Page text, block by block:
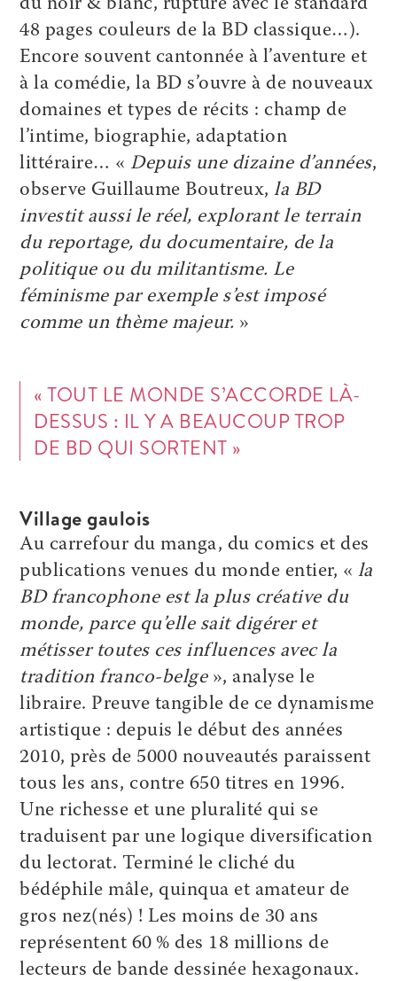
du noir & blanc, rupture avec le standard
48 pages couleurs de la BD classique…).
Encore souvent cantonnée à l’aventure et
à la comédie, la BD s’ouvre à de nouveaux
domaines et types de récits : champ de
l’intime, biographie, adaptation
littéraire… « Depuis une dizaine d’années,
observe ­Guillaume Boutreux,la BD
investit aussi le réel, explorant le terrain
du reportage, du documentaire, de la
politique ou du militantisme. Le
féminisme par exemple s’est imposé
comme un thème majeur. »
« TOUT LE MONDE S’ACCORDE LÀ-
DESSUS : IL Y A BEAUCOUP TROP
DE BD QUI SORTENT »
Village gaulois
Au carrefour du manga, du comics et des
publications venues du monde entier, « la
BD francophone est la plus créative du
monde, parce qu’elle sait digérer et
métisser toutes ces influences avec la
tradition ­franco-belge», analyse le
libraire. Preuve tangible de ce dynamisme
artistique : depuis le début des années
2010, près de 5000 nouveautés paraissent
tous les ans, contre 650 titres en 1996.
Une richesse et une pluralité qui se
traduisent par une logique diversification
du lectorat. Terminé le cliché du
bédéphile mâle, quinqua et amateur de
gros nez(nés) ! Les moins de 30 ans
représentent 60 % des 18 millions de
lecteurs de bande dessinée hexagonaux.